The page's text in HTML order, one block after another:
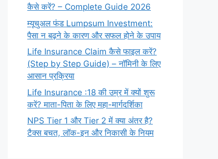
कैसे करें? – Complete Guide 2026
म्यूचुअल फंड Lumpsum Investment:
पैसा न बढ़ने के कारण और सफल होने के उपाय
Life Insurance Claim कैसे फाइल करें?
(Step by Step Guide) – नॉमिनी के लिए
आसान प्रक्रिया
Life Insurance :18 की उम्र में क्यों शुरू
करें? माता-पिता के लिए महा-मार्गदर्शिका
NPS Tier 1 और Tier 2 में क्या अंतर है?
टैक्स बचत, लॉक-इन और निकासी के नियम